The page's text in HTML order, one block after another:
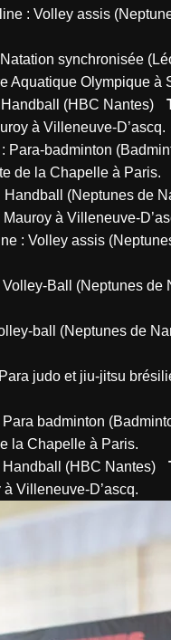
: Volley assis
synchronisée
Aquatique Olympique
(HBC Nantes)
à Villeneuve-D’ascq.
Para-badminton
de la Chapelle à Paris.
(Neptunes de
Mauroy à Villeneuve-
: Volley assis
Ball (Neptunes de
ball (Neptunes de
judo et jiu-jitsu
badminton
la Chapelle à Paris.
Handball (HBC Nantes)
Villeneuve-D’ascq.